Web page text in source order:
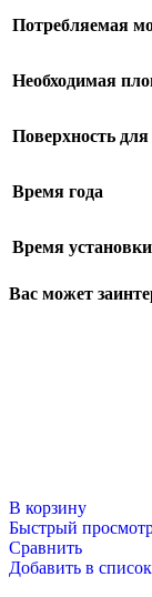
Потребляемая
Необходимая
Поверхность
Время года
Время установки
Вас может
В корзину
Быстрый
Сравнить
Добавить в